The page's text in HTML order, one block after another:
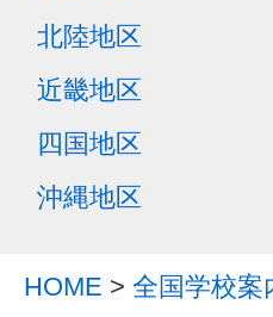
北陸地区
近畿地区
四国地区
沖縄地区
HOME > 全国学校案